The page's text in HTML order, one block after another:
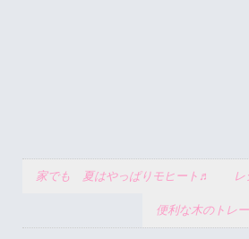
家でも 夏はやっぱりモヒート♬ レ
便利な木のトレ